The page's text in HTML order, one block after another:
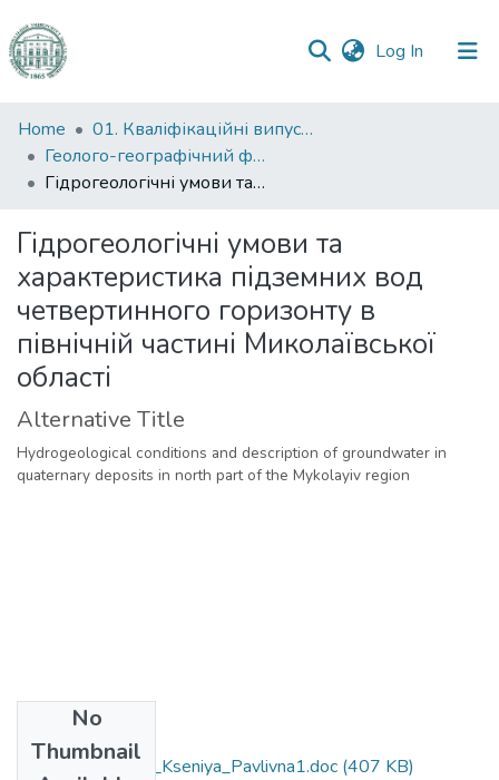
Log In (current)
Communities
&
Collections
Statistics
Home
01. Кваліфікаційні випускні роботи здобувачів вищої освіти
Геолого-географічний факультет
Гідрогеологічні умови та характеристика підземних вод четвертинного горизонту в північній частині Миколаївської області
Гідрогеологічні умови та
характеристика підземних вод
четвертинного горизонту в
північній частині Миколаївської
області
Alternative Title
Hydrogeological conditions and description of groundwater in
quaternary deposits in north part of the Mykolayiv region
No
Thumbnail
103_Andryeyeva_Kseniya_Pavlivna1.doc (407 KB)